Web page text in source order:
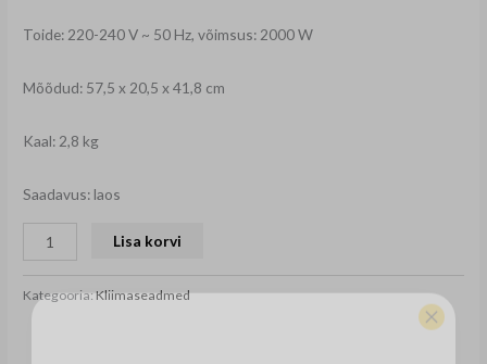
Toide: 220-240 V ~ 50 Hz, võimsus: 2000 W
Mõõdud: 57,5 ​​x 20,5 x 41,8 cm
Kaal: 2,8 kg
Saadavus: laos
Lisa korvi
Kategooria:Kliimaseadmed